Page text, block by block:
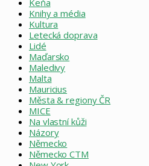
Knihy a média
Kultura
Letecká doprava
Lidé
Maďarsko
Maledivy
Malta
Mauricius
Města & regiony ČR
MICE
Na vlastní kůži
Názory
Německo
Německo CTM